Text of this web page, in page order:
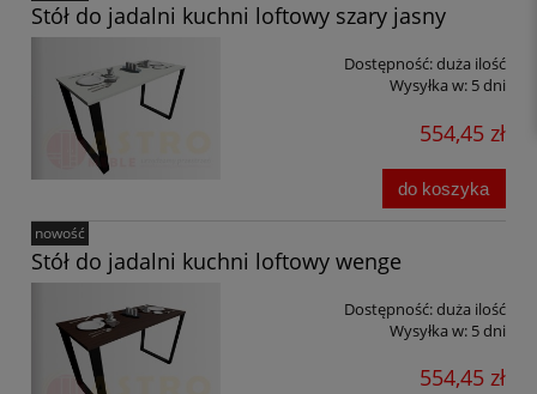
Stół do jadalni kuchni loftowy szary jasny
Dostępność:duża ilość
Wysyłka w: 5 dni
554,45 zł
do koszyka
Stół do jadalni kuchni loftowy wenge
Dostępność:duża ilość
Wysyłka w: 5 dni
554,45 zł
nowość